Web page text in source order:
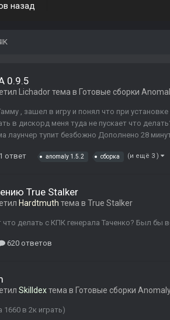
назад
0.9.5
Lichadorтема в Готовые сборки
, зашел в игру и понял что при
в дискорд меня туда не пускает что
лаунчер тупит безбожно Дополнено 28
ответ anomaly 1.5.2 сборка (и ещё 3 )
True Stalker
Hardtmuth тема в True Stalker
делать с КПК генерала Таченко? Был бы
620 ответов
Skilldexтема в Готовые сборки
в 2к играть)